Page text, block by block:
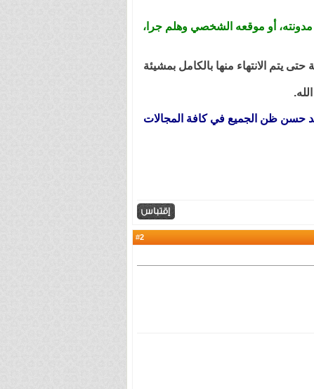
أو موقعه الشخصي وهلم جرا،
يتم الانتهاء منها بالكامل بمشيئة
حسن ظن الجميع في كافة المجالات
2